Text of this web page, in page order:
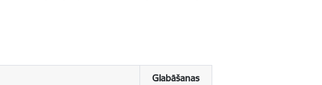
Glabāšanas